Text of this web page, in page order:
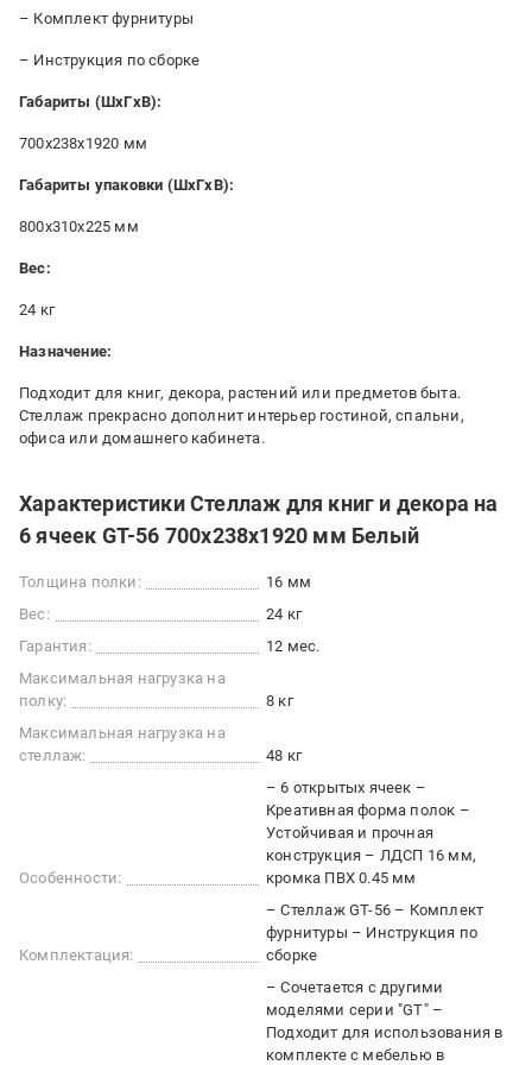
– Комплект фурнитуры
– Инструкция по сборке
Габариты (ШxГxВ):
700x238x1920 мм
Габариты упаковки (ШxГxВ):
800x310x225 мм
Вес:
24 кг
Назначение:
Подходит для книг, декора, растений или предметов быта.
Стеллаж прекрасно дополнит интерьер гостиной, спальни,
офиса или домашнего кабинета.
Характеристики Стеллаж для книг и декора на
6 ячеек GT-56 700х238х1920 мм Белый
Толщина полки:
16 мм
Вес:
24 кг
Гарантия:
12 мес.
Максимальная нагрузка на
полку:
8 кг
Максимальная нагрузка на
стеллаж:
48 кг
Особенности:
– 6 открытых ячеек –
Креативная форма полок –
Устойчивая и прочная
конструкция – ЛДСП 16 мм,
кромка ПВХ 0.45 мм
Комплектация:
– Стеллаж GT-56 – Комплект
фурнитуры – Инструкция по
сборке
– Сочетается с другими
моделями серии "GT" –
Подходит для использования в
комплекте с мебелью в